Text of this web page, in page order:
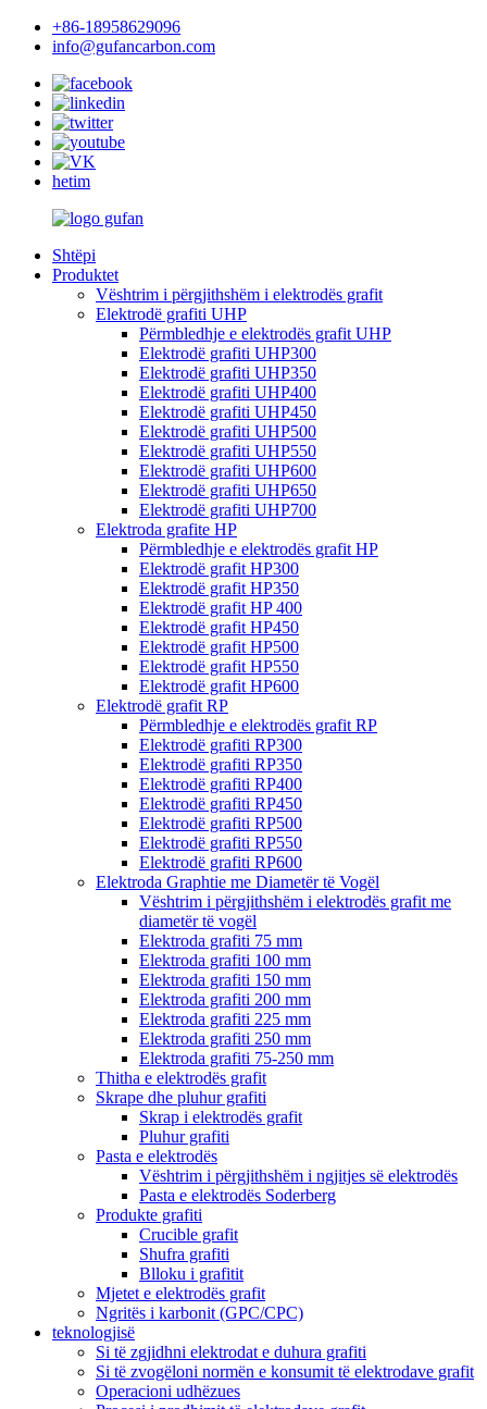
+86-18958629096
info@gufancarbon.com
hetim
Shtëpi
Produktet
Vështrim i përgjithshëm i elektrodës grafit
Elektrodë grafiti UHP
Përmbledhje e elektrodës grafit UHP
Elektrodë grafiti UHP300
Elektrodë grafiti UHP350
Elektrodë grafiti UHP400
Elektrodë grafiti UHP450
Elektrodë grafiti UHP500
Elektrodë grafiti UHP550
Elektrodë grafiti UHP600
Elektrodë grafiti UHP650
Elektrodë grafiti UHP700
Elektroda grafite HP
Përmbledhje e elektrodës grafit HP
Elektrodë grafit HP300
Elektrodë grafit HP350
Elektrodë grafit HP 400
Elektrodë grafit HP450
Elektrodë grafit HP500
Elektrodë grafit HP550
Elektrodë grafit HP600
Elektrodë grafit RP
Përmbledhje e elektrodës grafit RP
Elektrodë grafiti RP300
Elektrodë grafiti RP350
Elektrodë grafiti RP400
Elektrodë grafiti RP450
Elektrodë grafiti RP500
Elektrodë grafiti RP550
Elektrodë grafiti RP600
Elektroda Graphtie me Diametër të Vogël
Vështrim i përgjithshëm i elektrodës grafit me
diametër të vogël
Elektroda grafiti 75 mm
Elektroda grafiti 100 mm
Elektroda grafiti 150 mm
Elektroda grafiti 200 mm
Elektroda grafiti 225 mm
Elektroda grafiti 250 mm
Elektroda grafiti 75-250 mm
Thitha e elektrodës grafit
Skrape dhe pluhur grafiti
Skrap i elektrodës grafit
Pluhur grafiti
Pasta e elektrodës
Vështrim i përgjithshëm i ngjitjes së elektrodës
Pasta e elektrodës Soderberg
Produkte grafiti
Crucible grafit
Shufra grafiti
Blloku i grafitit
Mjetet e elektrodës grafit
Ngritës i karbonit (GPC/CPC)
teknologjisë
Si të zgjidhni elektrodat e duhura grafiti
Si të zvogëloni normën e konsumit të elektrodave grafit
Operacioni udhëzues